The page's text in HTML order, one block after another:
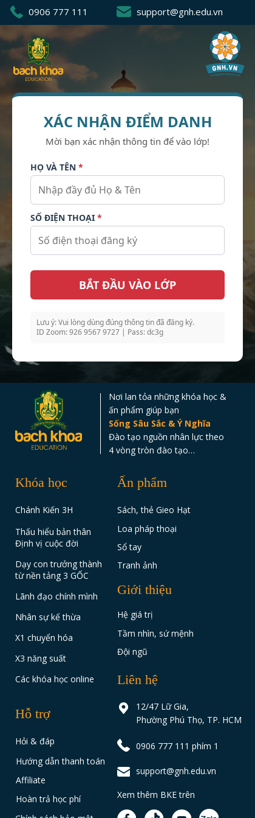
support@gnh.edu.vn
0906 777 111
XÁC NHẬN ĐIỂM DANH
Mời bạn xác nhận thông tin để vào lớp!
HỌ VÀ TÊN *
SỐ ĐIỆN THOẠI *
BẮT ĐẦU VÀO LỚP
Lưu ý:Vui lòng dùng đúng thông tin đã đăng ký.
ID Zoom:926 9567 9727 | Pass:dc3g
Giới thiệu
Hệ giá trị
Tầm nhìn, sứ mệnh
Đội ngũ
Tranh ảnh
Ấn phẩm
Sách, thẻ Gieo Hạt
Loa pháp thoại
Sổ tay
Liên hệ
12/47 Lữ Gia,
Phường Phú Thọ, TP. HCM
0906 777 111 phím 1
support@gnh.edu.vn
Lãnh đạo chính mình
Khóa học
Chánh Kiến 3H
Thấu hiểu bản thân
Định vị cuộc đời
Dạy con trưởng thành
từ nền tảng 3 GỐC
Nhân sự kế thừa
X3 năng suất
Các khóa học online
X1 chuyển hóa
Nơi lan tỏa những khóa học &
ấn phẩm giúp bạn
Sống Sâu Sắc & Ý Nghĩa
Đào tạo nguồn nhân lực theo
4 vòng tròn đào tạo…
Hỗ trợ
Hỏi & đáp
Hoàn trả học phí
Affiliate
Hướng dẫn thanh toán
Xem thêm BKE trên